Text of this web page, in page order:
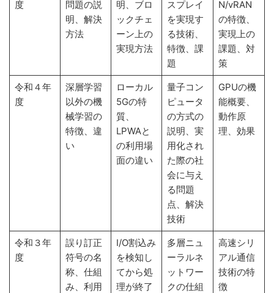
度
問題の説
明、解決
方法
明、ブロ
ックチェ
ーン上の
実現方法
スプレイ
を実現す
る技術、
特徴、課
題
N/vRAN
の特徴、
実現上の
課題、対
策
令和４年
度
深層学習
以外の機
械学習の
特徴、違
い
ローカル
5Gの特
質、
LPWAと
の利用場
面の違い
量子コン
ピュータ
の方式の
説明、実
用化され
た際の社
会に与え
る問題
点、解決
技術
GPUの機
能概要、
動作原
理、効果
令和３年
度
誤り訂正
符号の名
称、仕組
み、利用
I/O割込み
を検知し
てから処
理が終了
多層ニュ
ーラルネ
ットワー
クの仕組
高速シリ
アル通信
技術の特
徴